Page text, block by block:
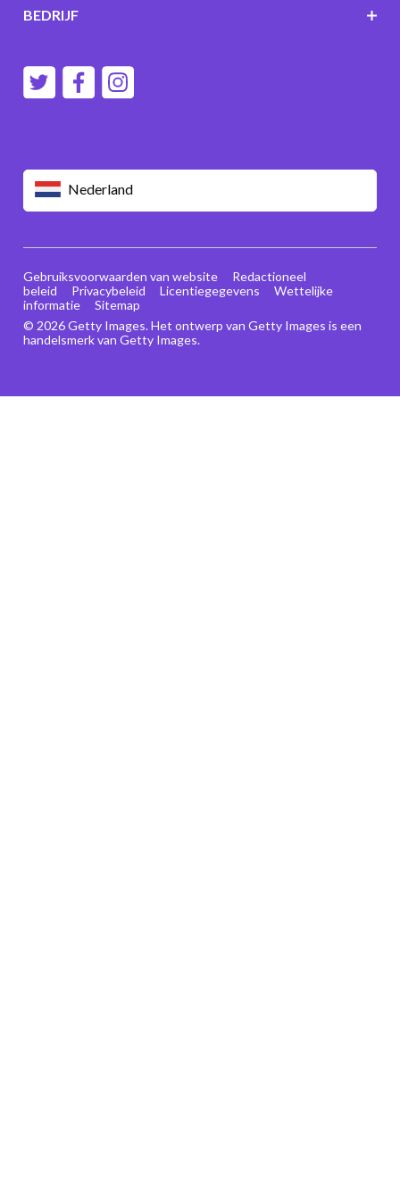
Nederland
BEDRIJF
© 2026 Getty Images. Het ontwerp van Getty Images is een
handelsmerk van Getty Images.
Gebruiksvoorwaarden van website
Redactioneel
beleid
Privacybeleid Licentiegegevens
Wettelijke
informatie
Sitemap